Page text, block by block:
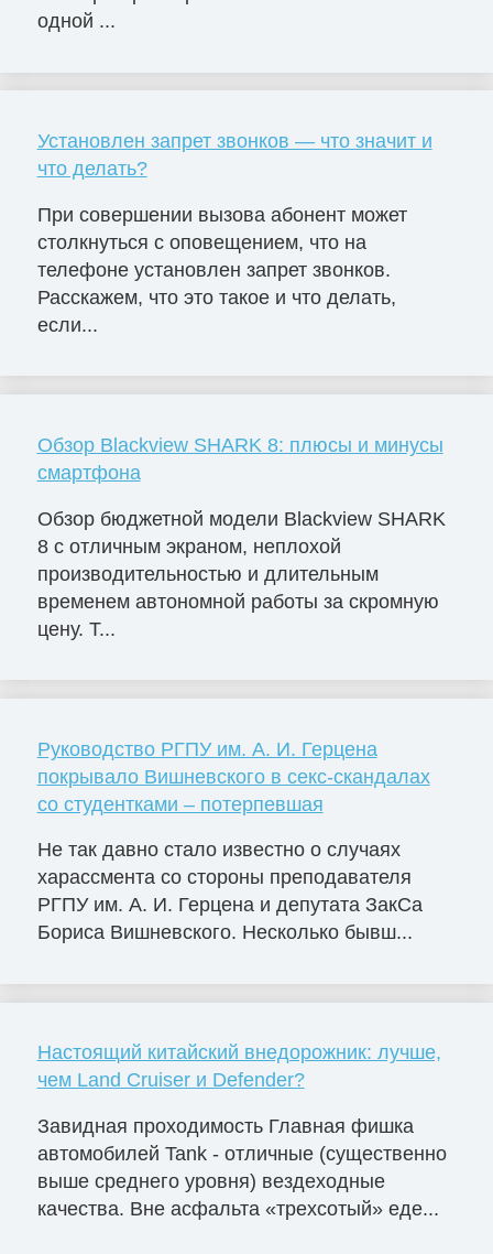
одной ...
Установлен запрет звонков — что значит и
что делать?
При совершении вызова абонент может
столкнуться с оповещением, что на
телефоне установлен запрет звонков.
Расскажем, что это такое и что делать,
если...
Обзор Blackview SHARK 8: плюсы и минусы
смартфона
Обзор бюджетной модели Blackview SHARK
8 с отличным экраном, неплохой
производительностью и длительным
временем автономной работы за скромную
цену. Т...
Руководство РГПУ им. А. И. Герцена
покрывало Вишневского в секс-скандалах
со студентками – потерпевшая
Не так давно стало известно о случаях
харассмента со стороны преподавателя
РГПУ им. А. И. Герцена и депутата ЗакСа
Бориса Вишневского. Несколько бывш...
Настоящий китайский внедорожник: лучше,
чем Land Cruiser и Defender?
Завидная проходимость Главная фишка
автомобилей Tank - отличные (существенно
выше среднего уровня) вездеходные
качества. Вне асфальта «трехсотый» еде...